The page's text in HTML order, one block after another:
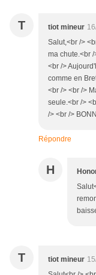
T tiot mineur
Salut,<br />
ma chute.<br
<br />
comme en
<br /> <br />
seule.<br />
/> <br />
Répondre
H
T tiot mineur